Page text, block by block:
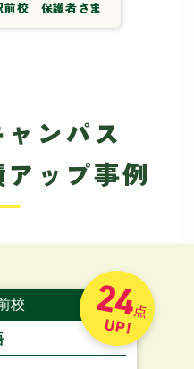
前校 保護者さま
ンパス
ップ事例
校 24点
UP!